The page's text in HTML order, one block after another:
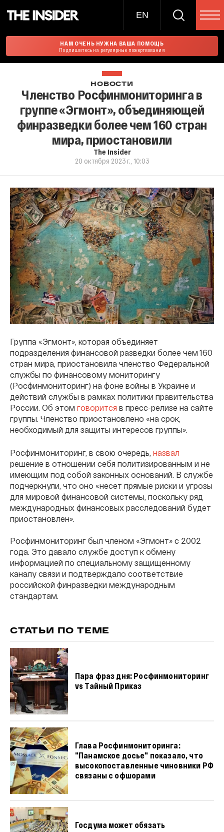
EN
НАМ ОЧЕНЬ НУЖНА ВАША ПОМОЩЬ
Подпишитесь на регулярные пожертвования
НОВОСТИ
Членство Росфинмониторинга в
группе «Эгмонт», объединяющей
финразведки более чем 160 стран
мира, приостановили
The Insider
20 октября 2023 г., 10:03
Группа «Эгмонт», которая объединяет
подразделения финансовой разведки более чем 160
стран мира, приостановила членство Федеральной
службы по финансовому мониторингу
(Росфинмониторинг) на фоне войны в Украине и
действий службы в рамках политики правительства
России. Об этом говорится в пресс-релизе на сайте
группы. Членство приостановлено «на срок,
необходимый для защиты интересов группы».
Росфинмониторинг, в свою очередь, назвал
решение в отношении себя политизированным и не
имеющим под собой законных оснований. В службе
подчеркнули, что оно «несет прямые риски и угрозы
для мировой финансовой системы, поскольку ряд
международных финансовых расследований будет
приостановлен».
Росфинмониторинг был членом «Эгмонт» с 2002
года. Это давало службе доступ к обмену
информацией по специальному защищенному
каналу связи и подтверждало соответствие
российской финразведки международным
стандартам.
СТАТЬИ ПО ТЕМЕ
Пара фраз дня: Росфинмониторинг
vs Тайный Приказ
Глава Росфинмониторинга:
"Панамское досье" показало, что
высокопоставленные чиновники РФ
связаны с офшорами
Госдума может обязать